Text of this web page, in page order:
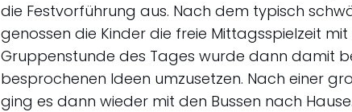
die Festvorführung aus. Nach dem typisch
genossen die Kinder die freie Mittagsspielzeit
Gruppenstunde des Tages wurde dann damit
besprochenen Ideen umzusetzen. Nach einer
ging es dann wieder mit den Bussen nach Hause.